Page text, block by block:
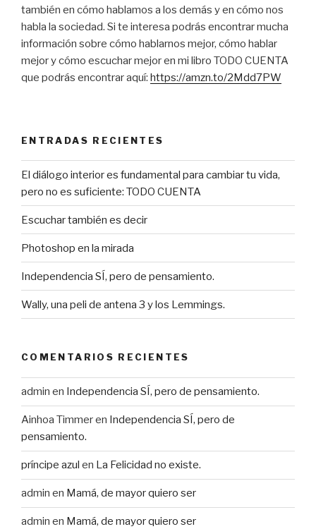
también en cómo hablamos a los demás y en cómo nos
habla la sociedad. Si te interesa podrás encontrar mucha
información sobre cómo hablarnos mejor, cómo hablar
mejor y cómo escuchar mejor en mi libro TODO CUENTA
que podrás encontrar aquí: https://amzn.to/2Mdd7PW
ENTRADAS RECIENTES
El diálogo interior es fundamental para cambiar tu vida,
pero no es suficiente: TODO CUENTA
Escuchar también es decir
Photoshop en la mirada
Independencia SÍ, pero de pensamiento.
Wally, una peli de antena 3 y los Lemmings.
COMENTARIOS RECIENTES
admin en Independencia SÍ, pero de pensamiento.
Ainhoa Timmeren Independencia SÍ, pero de
pensamiento.
príncipe azul en La Felicidad no existe.
admin en Mamá, de mayor quiero ser
admin en Mamá, de mayor quiero ser